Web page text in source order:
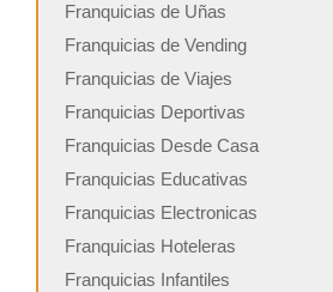
Franquicias de Uñas
Franquicias de Vending
Franquicias de Viajes
Franquicias Deportivas
Franquicias Desde Casa
Franquicias Educativas
Franquicias Electronicas
Franquicias Hoteleras
Franquicias Infantiles